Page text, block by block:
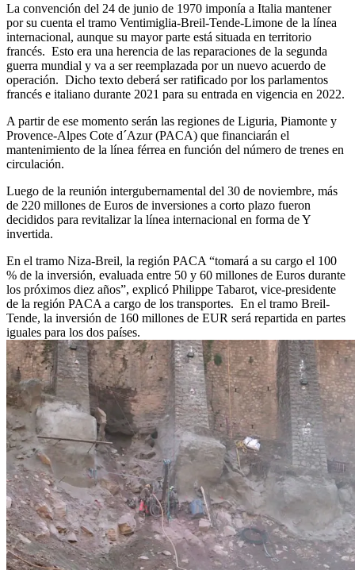
La convención del 24 de junio de 1970 imponía a Italia mantener
por su cuenta el tramo Ventimiglia-Breil-Tende-Limone de la línea
internacional, aunque su mayor parte está situada en territorio
francés. Esto era una herencia de las reparaciones de la segunda
guerra mundial y va a ser reemplazada por un nuevo acuerdo de
operación. Dicho texto deberá ser ratificado por los parlamentos
francés e italiano durante 2021 para su entrada en vigencia en 2022.
A partir de ese momento serán las regiones de Liguria, Piamonte y
Provence-Alpes Cote d´Azur (PACA) que financiarán el
mantenimiento de la línea férrea en función del número de trenes en
circulación.
Luego de la reunión intergubernamental del 30 de noviembre, más
de 220 millones de Euros de inversiones a corto plazo fueron
decididos para revitalizar la línea internacional en forma de Y
invertida.
En el tramo Niza-Breil, la región PACA “tomará a su cargo el 100
% de la inversión, evaluada entre 50 y 60 millones de Euros durante
los próximos diez años”, explicó Philippe Tabarot, vice-presidente
de la región PACA a cargo de los transportes. En el tramo Breil-
Tende, la inversión de 160 millones de EUR será repartida en partes
iguales para los dos países.